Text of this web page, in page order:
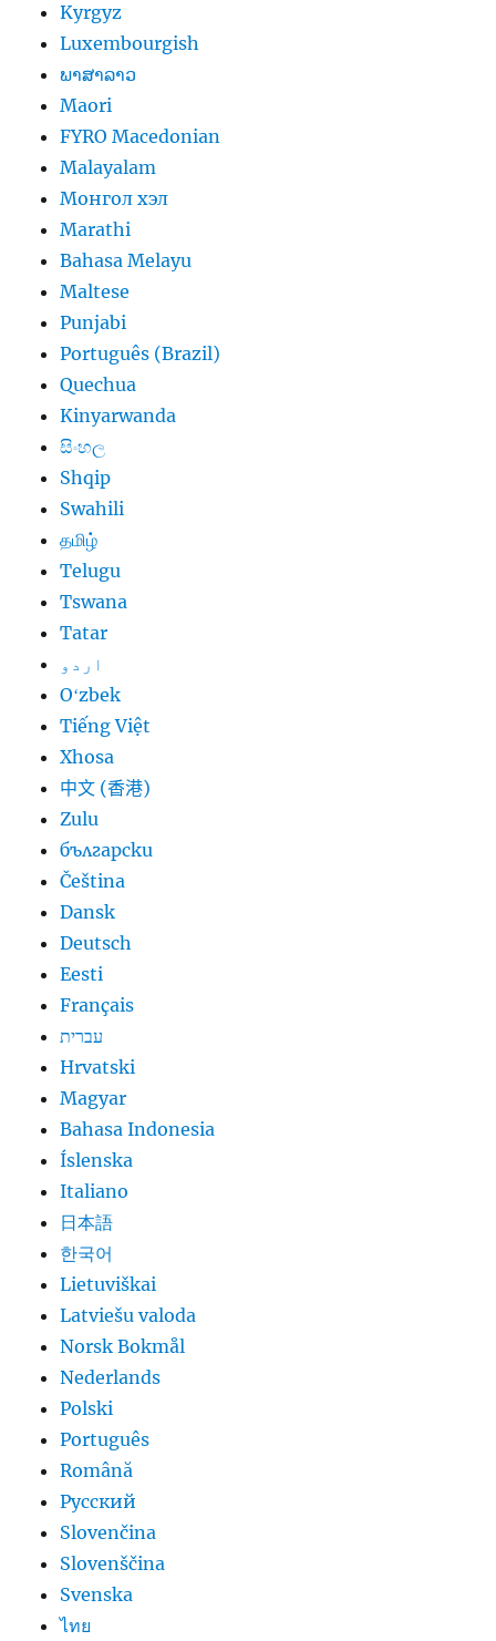
Kyrgyz
Luxembourgish
ພາສາລາວ
Maori
FYRO Macedonian
Malayalam
Монгол хэл
Marathi
Bahasa Melayu
Maltese
Punjabi
Português (Brazil)
Quechua
Kinyarwanda
සිංහල
Shqip
Swahili
தமிழ்
Telugu
Tswana
Tatar
اردو
Oʻzbek
Tiếng Việt
Xhosa
中文 (香港)
Zulu
български
Čeština
Dansk
Deutsch
Eesti
Français
עברית
Hrvatski
Magyar
Bahasa Indonesia
Íslenska
Italiano
日本語
한국어
Lietuviškai
Latviešu valoda
Norsk Bokmål
Nederlands
Polski
Português
Română
Русский
Slovenčina
Slovenščina
Svenska
ไทย